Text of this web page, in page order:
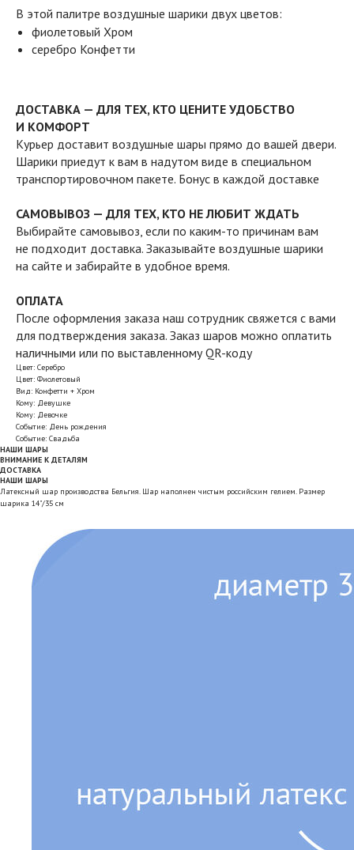
В этой палитре воздушные шарики двух цветов:
фиолетовый Хром
серебро Конфетти
ДОСТАВКА — ДЛЯ ТЕХ, КТО ЦЕНИТЕ УДОБСТВО
И КОМФОРТ
Курьер доставит воздушные шары прямо до вашей двери.
Шарики приедут к вам в надутом виде в специальном
транспортировочном пакете. Бонус в каждой доставке
САМОВЫВОЗ — ДЛЯ ТЕХ, КТО НЕ ЛЮБИТ ЖДАТЬ
Выбирайте самовывоз, если по каким-то причинам вам
не подходит доставка. Заказывайте воздушные шарики
на сайте и забирайте в удобное время.
ОПЛАТА
После оформления заказа наш сотрудник свяжется с вами
для подтверждения заказа. Заказ шаров можно оплатить
наличными или по выставленному QR-коду
Цвет: Серебро
Цвет: Фиолетовый
Вид: Конфетти + Хром
Кому: Девушке
Кому: Девочке
Событие: День рождения
Событие: Свадьба
НАШИ ШАРЫ
ВНИМАНИЕ К ДЕТАЛЯМ
ДОСТАВКА
НАШИ ШАРЫ
Латексный шар производства Бельгия. Шар наполнен чистым российским гелием. Размер
шарика 14"/35 см